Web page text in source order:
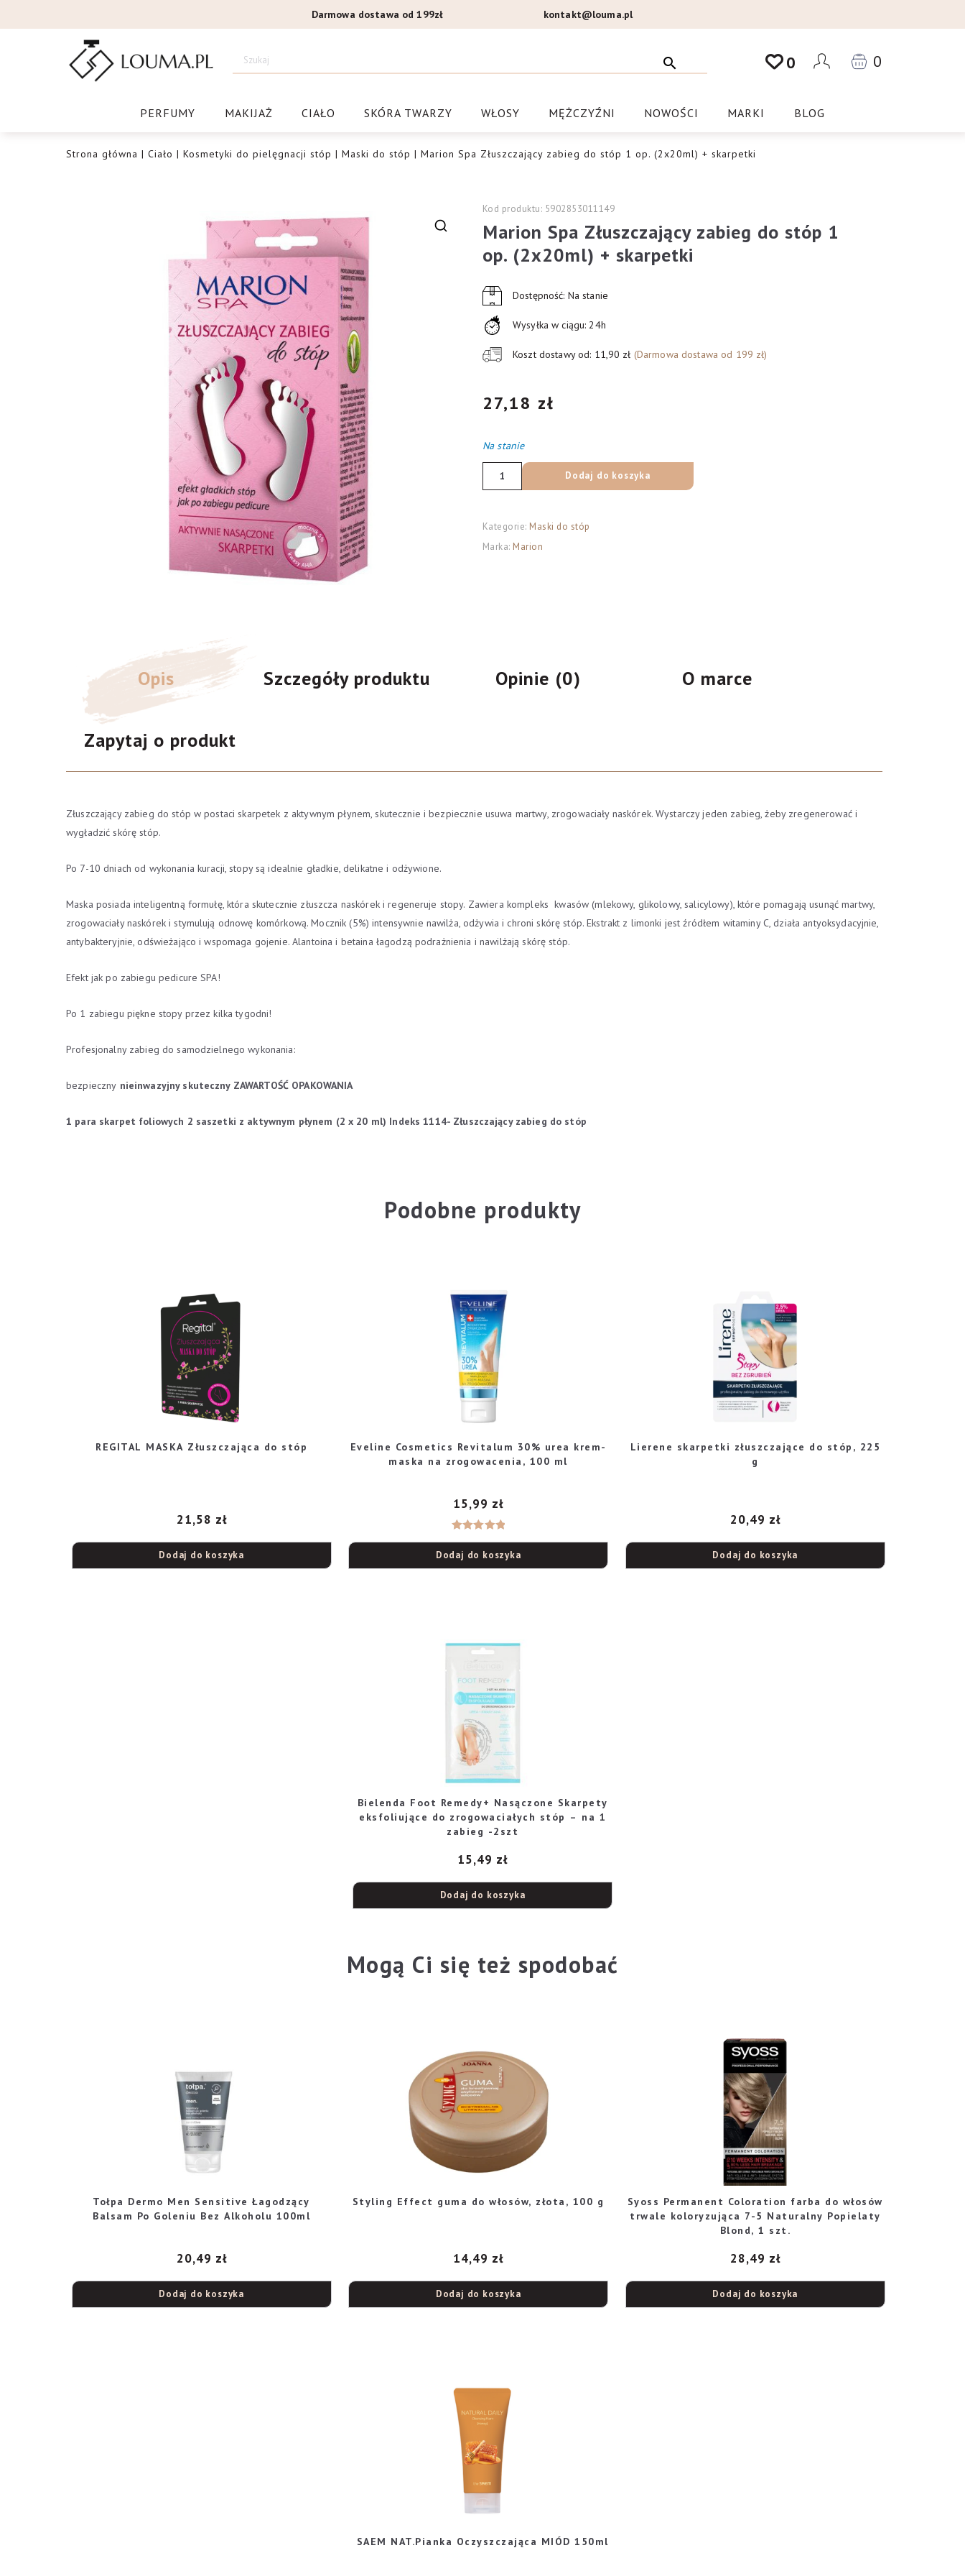
do
Darmowa dostawa od 199zł kontakt@louma.pl
Drogeria Louma.pl 0 0
PERFUMY MAKIJAŻ CIAŁO SKÓRA TWARZY WŁOSY MĘŻCZYŹNI NOWOŚCI MARKI BLOG
Strona główna | Ciało | Kosmetyki do pielęgnacji stóp | Maski do stóp | Marion Spa Złuszczający zabieg do stóp 1 op. (2x20ml) + skarpetki
Kod produktu: 5902853011149
Marion Spa Złuszczający zabieg do stóp 1
op. (2x20ml) + skarpetki
Dostępność: Na stanie
Wysyłka w ciągu: 24h
Koszt dostawy od: 11,90 zł (Darmowa dostawa od 199 zł)
27,18 zł
Na stanie
ilość
Marion
Złuszczający
zabieg
skarpetki
Dodaj do koszyka
Kategorie: Maski do stóp
Marka: Marion
Opis Szczegóły produktu Opinie (0) O marce
Zapytaj o produkt
Złuszczający zabieg do stóp w postaci skarpetek z aktywnym płynem, skutecznie i bezpiecznie usuwa martwy, zrogowaciały naskórek. Wystarczy jeden zabieg, żeby zregenerować i
wygładzić skórę stóp.
Po 7-10 dniach od wykonania kuracji, stopy są idealnie gładkie, delikatne i odżywione.
Maska posiada inteligentną formułę, która skutecznie złuszcza naskórek i regeneruje stopy. Zawiera kompleks kwasów (mlekowy, glikolowy, salicylowy), które pomagają usunąć martwy,
zrogowaciały naskórek i stymulują odnowę komórkową. Mocznik (5%) intensywnie nawilża, odżywia i chroni skórę stóp. Ekstrakt z limonki jest źródłem witaminy C, działa antyoksydacyjnie,
antybakteryjnie, odświeżająco i wspomaga gojenie. Alantoina i betaina łagodzą podrażnienia i nawilżają skórę stóp.
Efekt jak po zabiegu pedicure SPA!
Po 1 zabiegu piękne stopy przez kilka tygodni!
Profesjonalny zabieg do samodzielnego wykonania:
bezpieczny nieinwazyjnyskutecznyZAWARTOŚĆ OPAKOWANIA
1 para skarpet foliowych 2 saszetki z aktywnym płynem (2 x 20 ml) Indeks 1114- Złuszczający zabieg do stóp
Podobne produkty
REGITAL MASKA Złuszczająca do stóp
21,58 zł
Dodaj do koszyka
Eveline Cosmetics Revitalum 30% urea krem-
maska na zrogowacenia, 100 ml
5.00na 5
15,99 zł
Dodaj do koszyka
Lierene skarpetki złuszczające do stóp, 225
g
20,49 zł
Dodaj do koszyka
Bielenda Foot Remedy+ Nasączone Skarpety
eksfoliujące do zrogowaciałych stóp – na 1
zabieg -2szt
15,49 zł
Dodaj do koszyka
Mogą Ci się też spodobać
Tołpa Dermo Men Sensitive Łagodzący
Balsam Po Goleniu Bez Alkoholu 100ml
20,49 zł
Dodaj do koszyka
Styling Effect guma do włosów, złota, 100 g
14,49 zł
Dodaj do koszyka
Syoss Permanent Coloration farba do włosów
trwale koloryzująca 7-5 Naturalny Popielaty
Blond, 1 szt.
28,49 zł
Dodaj do koszyka
SAEM NAT.Pianka Oczyszczająca MIÓD 150ml